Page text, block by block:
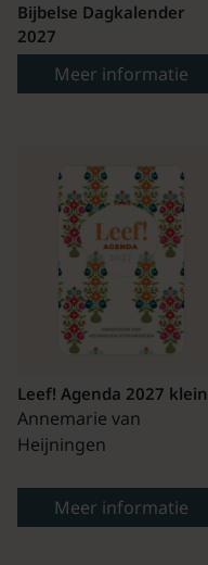
Bijbelse Dagkalender
2027
Meer informatie
Leef! Agenda 2027 klein
Annemarie van
Heijningen
Meer informatie